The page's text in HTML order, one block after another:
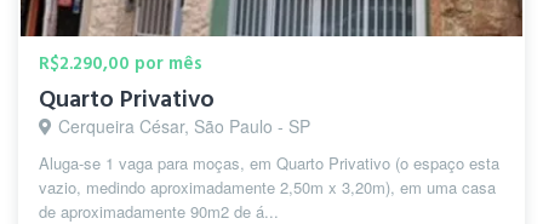
R$2.290,00 por mês
Quarto Privativo
Cerqueira César, São Paulo - SP
Aluga-se 1 vaga para moças, em Quarto Privativo (o espaço esta
vazio, medindo aproximadamente 2,50m x 3,20m), em uma casa
de aproximadamente 90m2 de á...